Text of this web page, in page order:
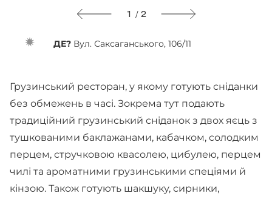
1 / 2
ДЕ? Вул. Саксаганського, 106/11
Грузинський ресторан, у якому готують сніданки
без обмежень в часі. Зокрема тут подають
традиційний грузинський сніданок з двох яєць з
тушкованими баклажанами, кабачком, солодким
перцем, стручковою квасолею, цибулею, перцем
чилі та ароматними грузинськими спеціями й
кінзою. Також готують шакшуку, сирники,